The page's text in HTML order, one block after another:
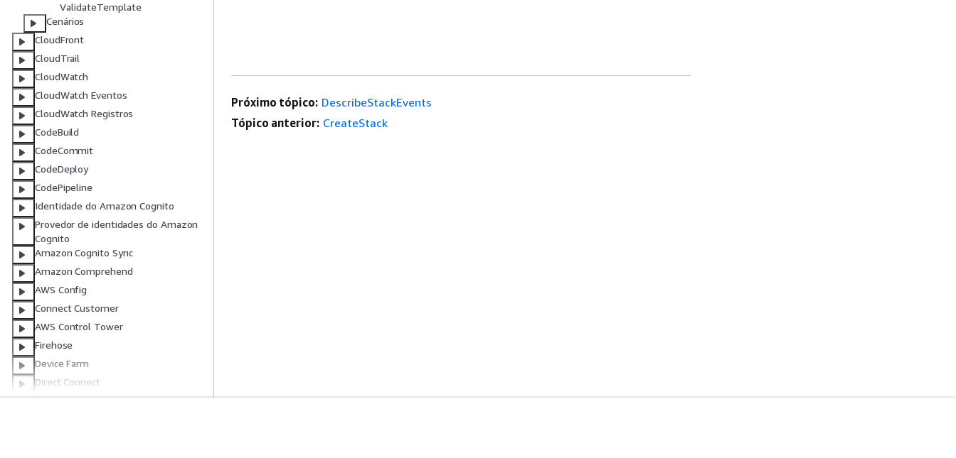
ValidateTemplate
Cenários
CloudFront
CloudTrail
CloudWatch
CloudWatch Eventos
CloudWatch Registros
CodeBuild
CodeCommit
CodeDeploy
CodePipeline
Identidade do Amazon Cognito
Provedor de identidades do Amazon
Cognito
Amazon Cognito Sync
Amazon Comprehend
AWS Config
Connect Customer
AWS Control Tower
Firehose
Device Farm
Direct Connect
Directory Service
Próximo tópico: DescribeStackEvents
Tópico anterior: CreateStack